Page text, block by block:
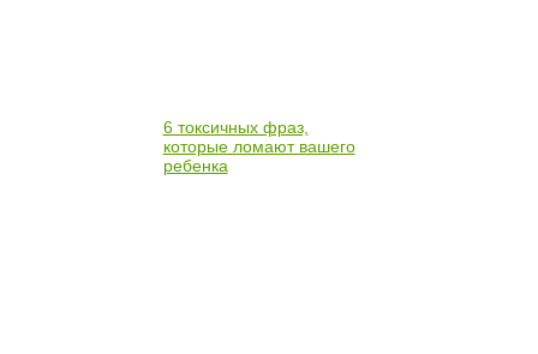
6 токсичных фраз,
которые ломают вашего
ребенка